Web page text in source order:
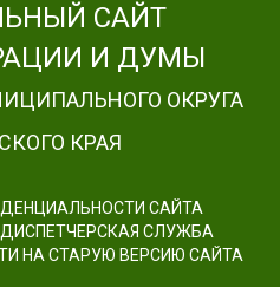
САЙТ
И ДУМЫ
ОКРУГА
КРАЯ
САЙТА
СЛУЖБА
НА СТАРУЮ ВЕРСИЮ САЙТА